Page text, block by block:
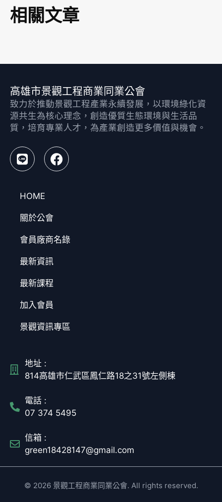
相關文章
高雄市景觀工程商業同業公會
致力於推動景觀工程產業永續發展，以環境綠化資
源共生為核心理念，創造優質生態環境與生活品
質，培育專業人才，為產業創造更多價值與機會。
HOME
關於公會
會員廠商名錄
最新資訊
最新課程
加入會員
景觀資訊專區
地址 :
814高雄市仁武區鳳仁路18之31號左側棟
電話 :
07 374 5495
信箱 :
green18428147@gmail.com
© 2026 景觀工程商業同業公會. All rights reserved.